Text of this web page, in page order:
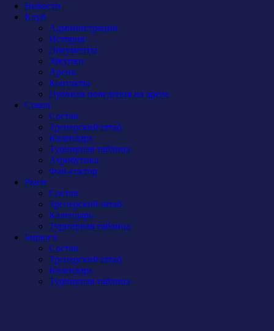
Новости
Клуб
Администрация
История
Документы
Закупки
Арена
Контакты
Правила поведения на арене
Сокол
Состав
Тренерский штаб
Календарь
Турнирная таблица
Атрибутика
Фан-сектор
Рыси
Состав
Тренерский штаб
Календарь
Турнирная таблица
Бирюса
Состав
Тренерский штаб
Календарь
Турнирная таблица